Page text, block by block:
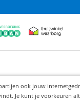
ook jouw
Je kunt je voorkeuren